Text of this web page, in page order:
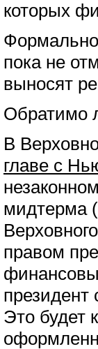
которых
пока не
выносят
Обратимо
В
главе с
мидтерма
правом
Это будет